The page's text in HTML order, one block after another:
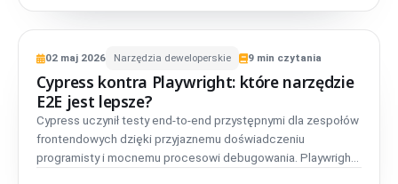
VS
NARZĘDZIA
DEWELOPERSKIE
PORÓWNANIE
Cypress
vs
Playwright
02 maj 2026 Narzędzia deweloperskie 9 min czytania
Cypress kontra Playwright: które narzędzie
E2E jest lepsze?
Cypress uczynił testy end-to-end przystępnymi dla zespołów
frontendowych dzięki przyjaznemu doświadczeniu
programisty i mocnemu procesowi debugowania. Playwright